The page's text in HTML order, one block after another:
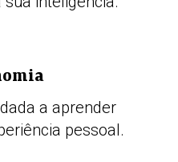
a aprender
pessoal.